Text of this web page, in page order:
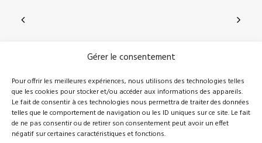
Gérer le consentement
Pour offrir les meilleures expériences, nous utilisons des technologies telles
que les cookies pour stocker et/ou accéder aux informations des appareils.
Le fait de consentir à ces technologies nous permettra de traiter des données
telles que le comportement de navigation ou les ID uniques sur ce site. Le fait
de ne pas consentir ou de retirer son consentement peut avoir un effet
négatif sur certaines caractéristiques et fonctions.
210, rue Principale, Vallée-Jonction (Qc), G0S 3J0
418 389-8899info@novalie.ca